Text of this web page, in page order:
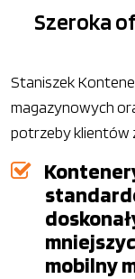
Szeroka
Staniszek
magazynowych
potrzeby klientów
mobilny